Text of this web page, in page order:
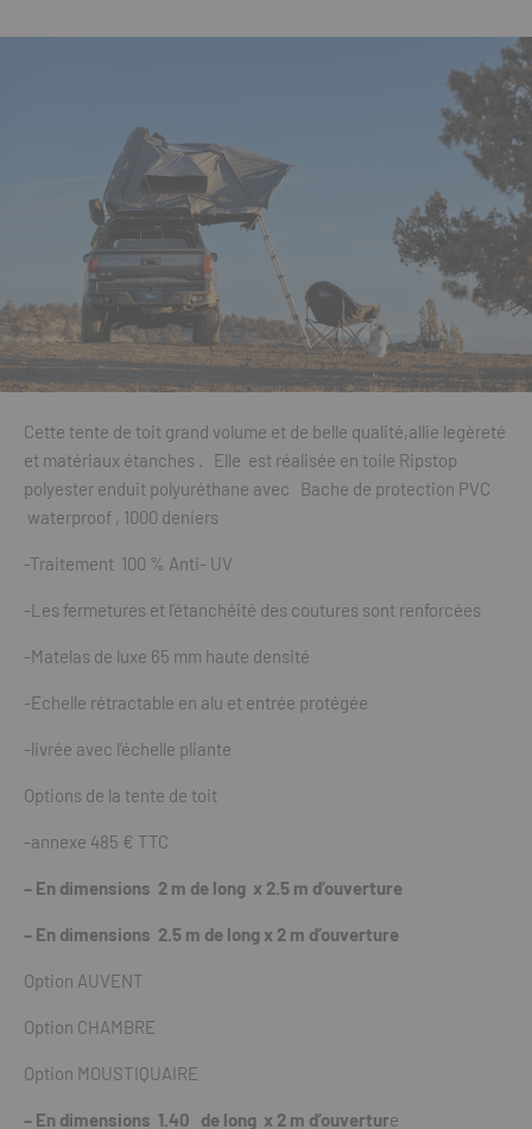
Cette tente de toit grand volume et de belle qualité,allie legèreté
et matériaux étanches . Elle est réalisée en toile Ripstop
polyester enduit polyuréthane avec Bache de protection PVC
waterproof , 1000 deniers
-Traitement 100 % Anti- UV
-Les fermetures et l’étanchéité des coutures sont renforcées
-Matelas de luxe 65 mm haute densité
-Echelle rétractable en alu et entrée protégée
-livrée avec l’échelle pliante
Options de la tente de toit
-annexe 485 € TTC
– En dimensions 2 m de long x 2.5 m d’ouverture
– En dimensions 2.5 m de long x 2 m d’ouverture
Option AUVENT
Option CHAMBRE
Option MOUSTIQUAIRE
– En dimensions 1.40 de long x 2 m d’ouverture